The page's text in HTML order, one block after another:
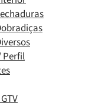
Perfil